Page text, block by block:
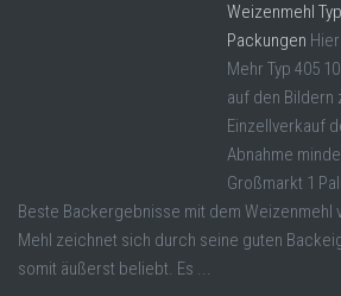
Weizenmehl
Packungen
Mehr Typ 405
auf den Bildern
Einzellverkauf
Abnahme
Großmarkt 1
Beste Backergebnisse mit dem Weizenmehl
Mehl zeichnet sich durch seine guten
somit äußerst beliebt. Es ...